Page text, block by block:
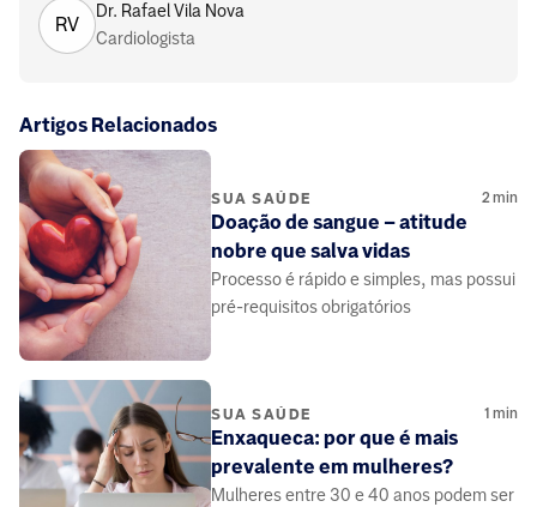
RV
Dr. Rafael Vila Nova
Cardiologista
Artigos Relacionados
SUA SAÚDE 2 min
Doação de sangue – atitude
nobre que salva vidas
Processo é rápido e simples, mas possui
pré-requisitos obrigatórios
SUA SAÚDE 1 min
Enxaqueca: por que é mais
prevalente em mulheres?
Mulheres entre 30 e 40 anos podem ser